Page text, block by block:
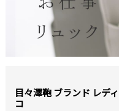
目々澤鞄 ブランド レデ
コ